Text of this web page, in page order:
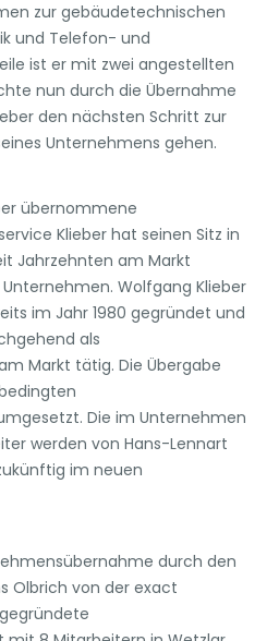
zur gebäudetechnischen
und Telefon- und
ist er mit zwei angestellten
nun durch die Übernahme
den nächsten Schritt zur
Unternehmens gehen.
übernommene
Klieber hat seinen Sitz in
Jahrzehnten am Markt
Wolfgang Klieber
im Jahr 1980 gegründet und
als
Markt tätig. Die Übergabe
Die im Unternehmen
werden von Hans-Lennart
im neuen
durch den
Olbrich von der exact